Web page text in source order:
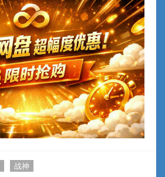
战神